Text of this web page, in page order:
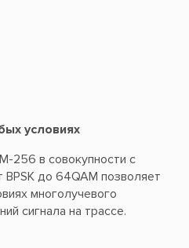
условиях
256 в совокупности с
до 64QAM позволяет
многолучевого
сигнала на трассе.